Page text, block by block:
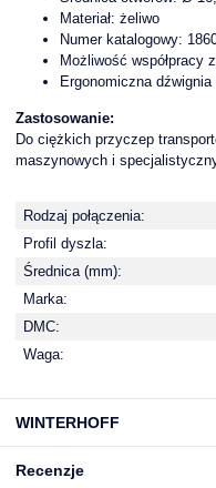
Materiał: żeliwo
Numer katalogowy:
Możliwość współpracy
Ergonomiczna
Zastosowanie:
Do ciężkich przyczep
maszynowych i
Rodzaj połączenia:
Profil dyszla:
Średnica (mm):
Marka:
DMC:
Waga:
WINTERHOFF
Recenzje